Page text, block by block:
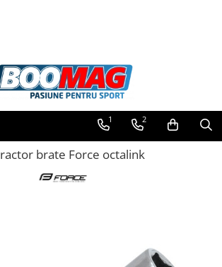
bike (MTB)
1 2
brate Force octalink